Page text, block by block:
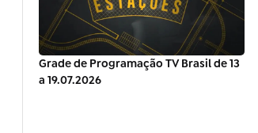
Grade de Programação TV Brasil de 13
a 19.07.2026